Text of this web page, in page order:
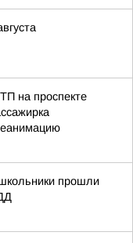
на проспекте
прошли